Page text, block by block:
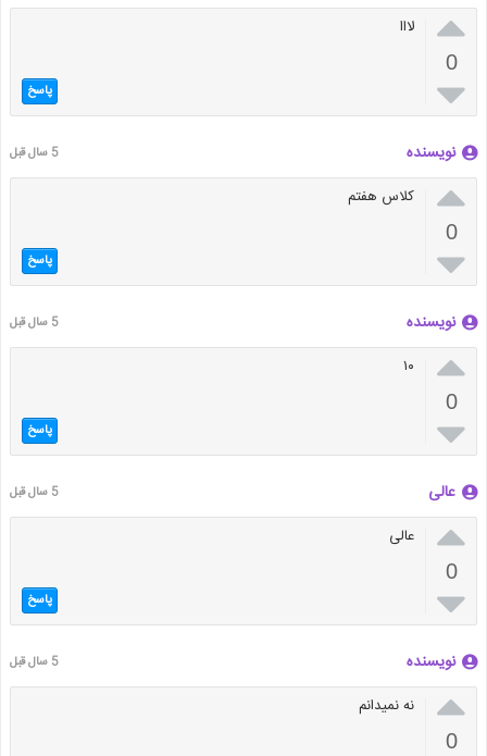

0

لااا
پاسخ
نویسنده 5 سال قبل

0

کلاس هفتم
پاسخ
نویسنده 5 سال قبل

0

۱۰
پاسخ
عالی 5 سال قبل

0

عالی
پاسخ
نویسنده 5 سال قبل

0
نه نمیدانم